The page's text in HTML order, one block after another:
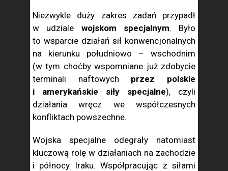
Niezwykle duży zakres zadań przypadł
w udziale wojskom specjalnym. Było
to wsparcie działań sił konwencjonalnych
na kierunku południowo – wschodnim
(w tym choćby wspomniane już zdobycie
terminali naftowych przez polskie
i amerykańskie siły specjalne), czyli
działania wręcz we współczesnych
konfliktach powszechne.
Wojska specjalne odegrały natomiast
kluczową rolę w działaniach na zachodzie
i północy Iraku. Współpracując z siłami